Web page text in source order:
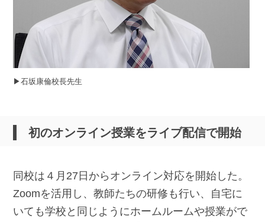
▶︎石坂康倫校長先生
初のオンライン授業をライブ配信で開始
同校は４月27日からオンライン対応を開始した。
Zoomを活用し、教師たちの研修も行い、自宅に
いても学校と同じようにホームルームや授業がで